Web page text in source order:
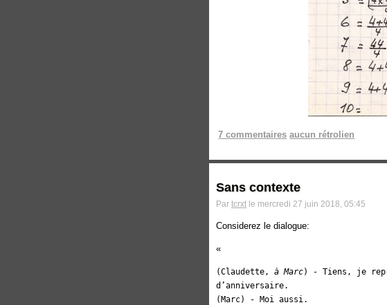
7 commentaires aucun rétrolien
Sans contexte
Par tcrxt le mercredi 27 juin 2018, 05:45
Considerez le dialogue:
(Claudette, à Marc) - Tiens, je
d’anniversaire.
(Marc) - Moi aussi.